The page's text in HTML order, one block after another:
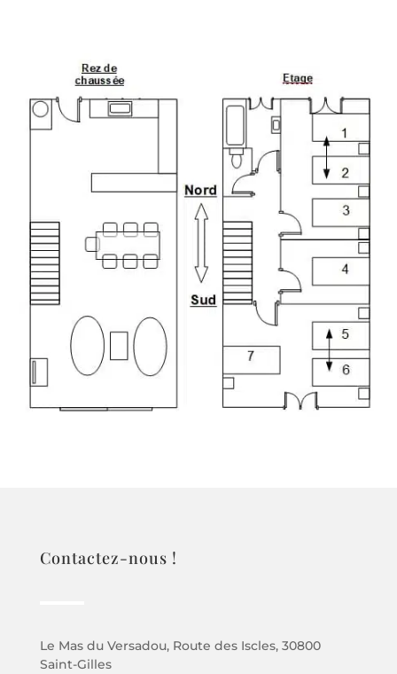
Contactez-nous !
Le Mas du Versadou, Route des Iscles, 30800
Saint-Gilles